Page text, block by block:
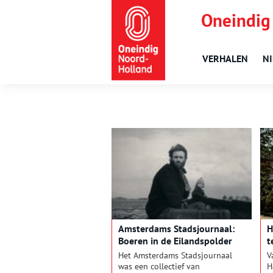
VERHALEN
Amsterdams Stadsjournaal:
Boeren in de Eilandspolder
Het Amsterdams Stadsjournaal
was een collectief van